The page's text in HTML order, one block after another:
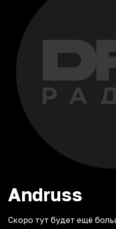
Andruss
Скоро тут будет ещё